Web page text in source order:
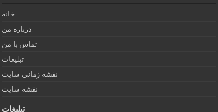
خانه
درباره من
تماس با من
تبلیغات
نقشه زمانی سایت
نقشه سایت
تبلیغات